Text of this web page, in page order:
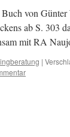
von
ab S. 303
mit RA
|